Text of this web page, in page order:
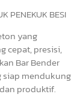
PENEKUK BESI
yang
cepat, presisi,
Bar Bender
siap mendukung
produktif.